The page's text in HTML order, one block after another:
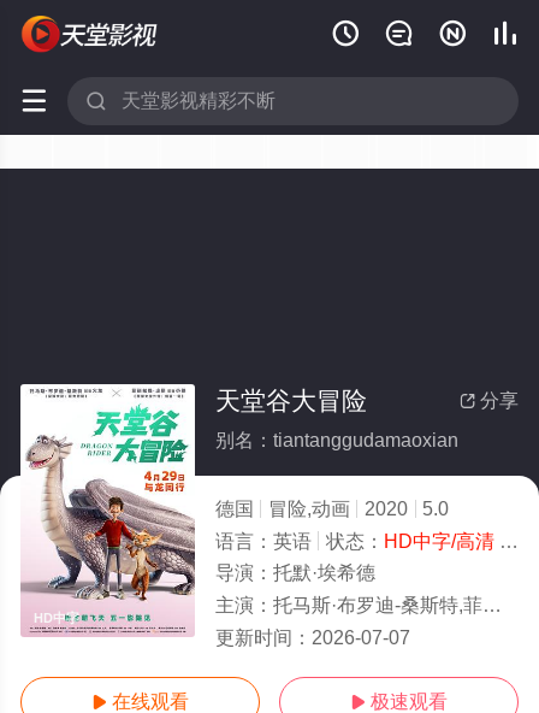
   
 
HD中字
 分享
天堂谷大冒险
别名：tiantanggudamaoxian
德国 冒险,动画 2020
5.0
语言： 英语 状态： HD中字/高清- 免费在线观看
导演： 托默·埃希德
主演： 托马斯·布罗迪-桑斯特,菲丽希缇·琼斯,侬索·阿诺斯,威廉·范德普耶,梅拉
更新时间： 2026-07-07
 在线观看  极速观看